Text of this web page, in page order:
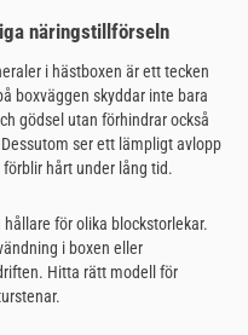
näringstillförseln
i hästboxen är ett tecken
boxväggen skyddar inte bara
gödsel utan förhindrar också
ser ett lämpligt avlopp
hårt under lång tid.
för olika blockstorlekar.
i boxen eller
Hitta rätt modell för